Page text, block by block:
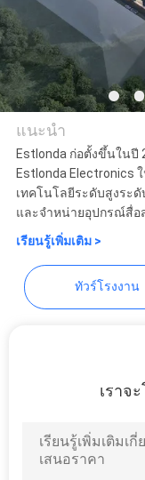
ติดต่อ
เรา
ข่าว
กรณี
ขอ
ใบ
แผนผัง
แนะนำ
Estlonda ก่อตั้งขึ้นในปี
Estlonda Electronics
เทคโนโลยีระดับสูงระ
และจำหน่ายอุปกรณ์สื่อ
เรียนรู้เพิ่มเติม >
ทัวร์โรงงาน
เราจ